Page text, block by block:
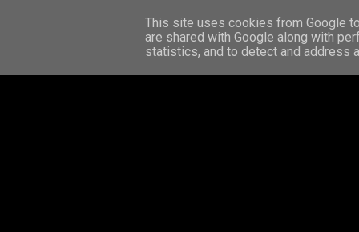
KONTAKT O MNIE
This site uses cookies from Google
are shared with Google along with
statistics, and to detect and address